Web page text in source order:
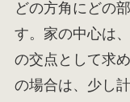
どの方角にどの
す。家の中心は
の交点として求
の場合は、少し